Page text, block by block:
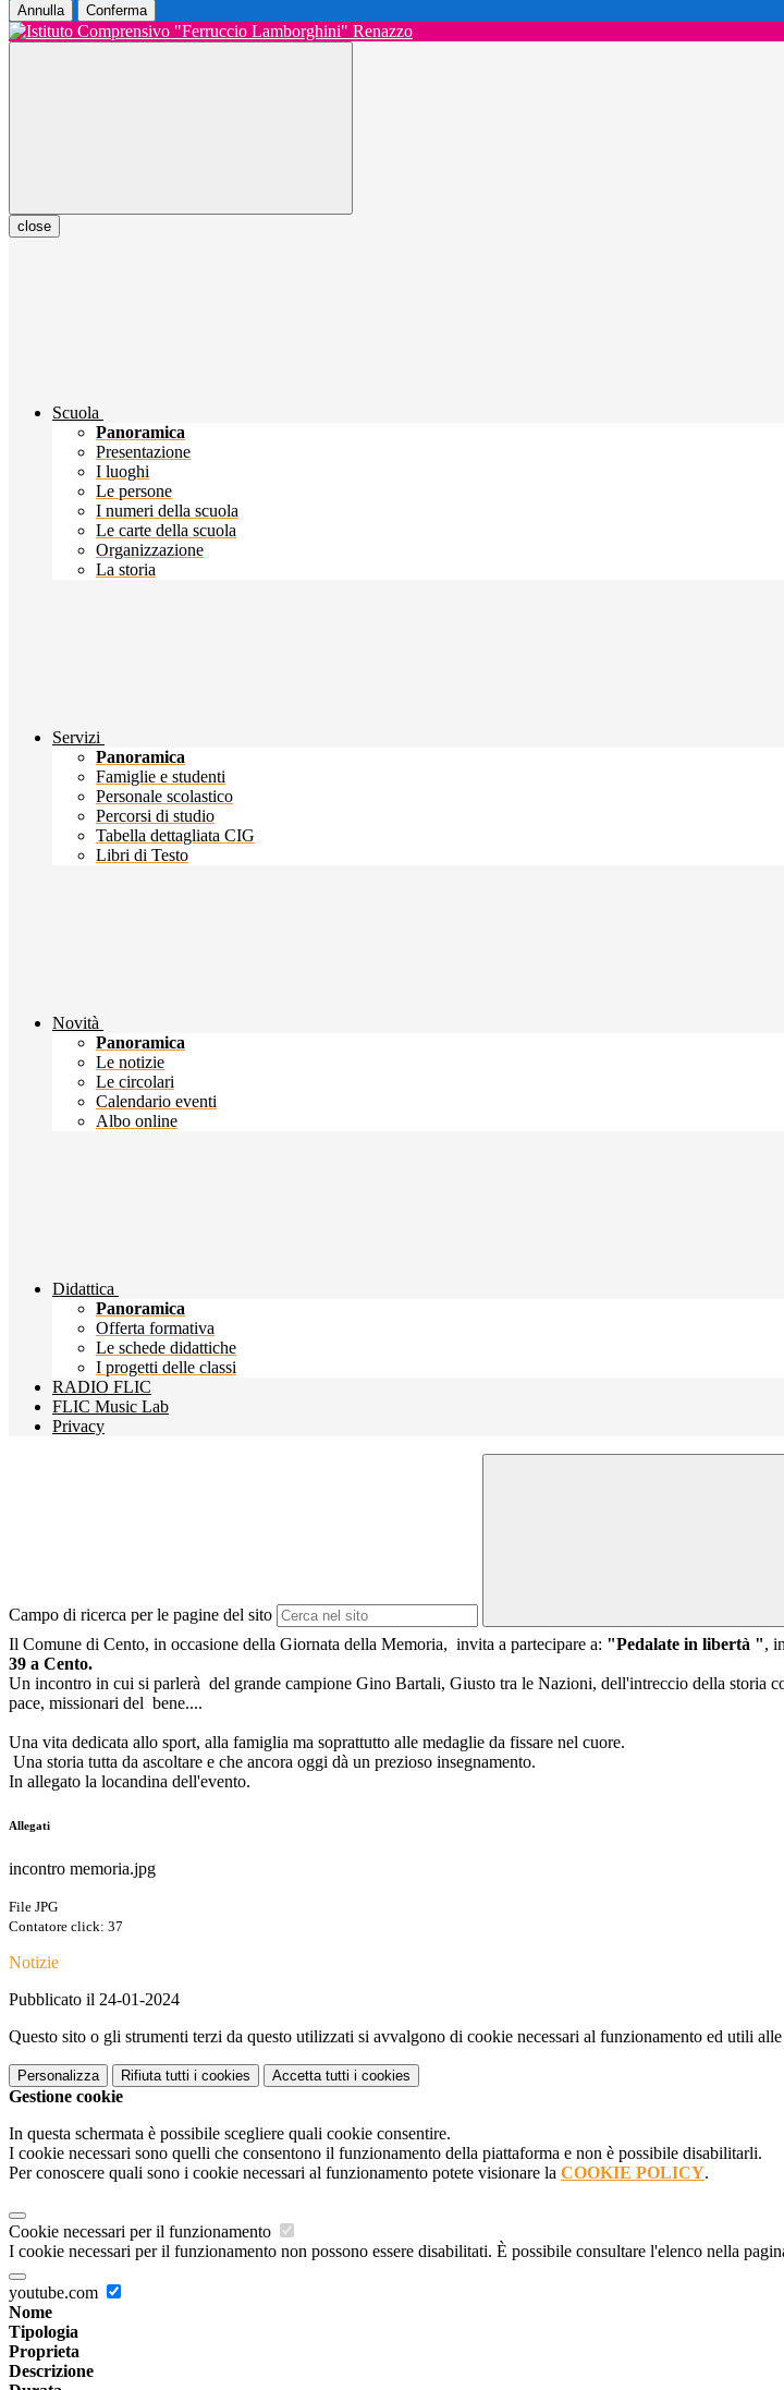
Annulla Conferma
close
Scuola
Panoramica
Presentazione
I luoghi
Le persone
I numeri della scuola
Le carte della scuola
Organizzazione
La storia
Servizi
Panoramica
Famiglie e studenti
Personale scolastico
Percorsi di studio
Tabella dettagliata CIG
Libri di Testo
Novità
Panoramica
Le notizie
Le circolari
Calendario eventi
Albo online
Didattica
Panoramica
Offerta formativa
Le schede didattiche
I progetti delle classi
RADIO FLIC
FLIC Music Lab
Privacy
Campo di ricerca per le pagine del sito
Il Comune di Cento, in occasione della Giornata della Memoria, invita a partecipare a: "Pedalate in libertà ",
39 a Cento.
Un incontro in cui si parlerà del grande campione Gino Bartali, Giusto tra le Nazioni, dell'intreccio della storia
pace, missionari del bene....
Una vita dedicata allo sport, alla famiglia ma soprattutto alle medaglie da fissare nel cuore.
Una storia tutta da ascoltare e che ancora oggi dà un prezioso insegnamento.
In allegato la locandina dell'evento.
Allegati
incontro memoria.jpg
File JPG
Contatore click: 37
Notizie
Pubblicato il 24-01-2024
Questo sito o gli strumenti terzi da questo utilizzati si avvalgono di cookie necessari al funzionamento ed utili
Personalizza Rifiuta tutti i cookies Accetta tutti i cookies
Gestione cookie
In questa schermata è possibile scegliere quali cookie consentire.
I cookie necessari sono quelli che consentono il funzionamento della piattaforma e non è possibile disabilitarli.
Per conoscere quali sono i cookie necessari al funzionamento potete visionare la COOKIE POLICY.
Cookie necessari per il funzionamento
I cookie necessari per il funzionamento non possono essere disabilitati. È possibile consultare l'elenco nella
youtube.com
Nome
Tipologia
Proprieta
Descrizione